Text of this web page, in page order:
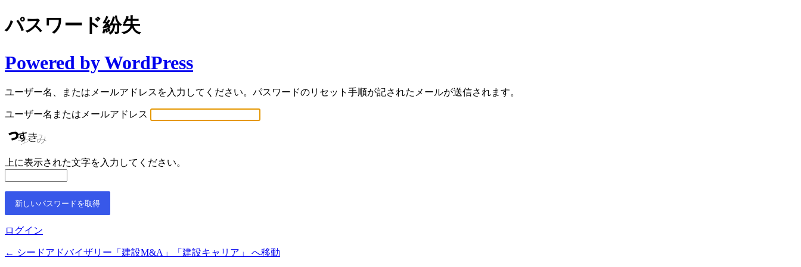
パスワード紛失
Powered by WordPress
ユーザー名、またはメールアドレスを入力してください。パスワードのリセット手順が記されたメールが送信されます。
ユーザー名またはメールアドレス
上に表示された文字を入力してください。
ログイン
← シードアドバイザリー「建設M&A」「建設キャリア」 へ移動